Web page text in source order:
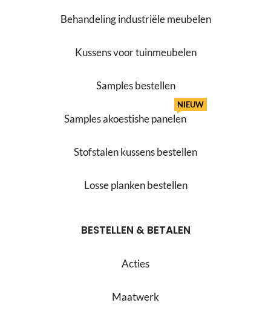
Behandeling industriële meubelen
Kussens voor tuinmeubelen
Samples bestellen
Samples akoestishe panelen
NIEUW
Stofstalen kussens bestellen
Losse planken bestellen
BESTELLEN & BETALEN
Acties
Maatwerk